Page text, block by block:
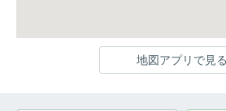
地図アプリで見る